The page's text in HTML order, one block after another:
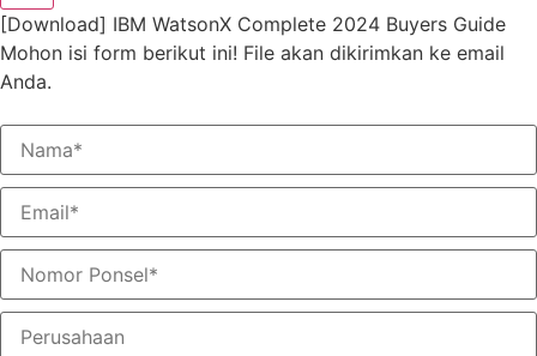
[Download] IBM WatsonX Complete 2024 Buyers Guide
Mohon isi form berikut ini! File akan dikirimkan ke email
Anda.